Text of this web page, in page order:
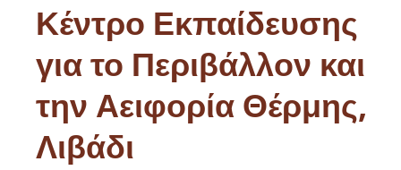
Κέντρο Εκπαίδευσης
για το Περιβάλλον και
την Αειφορία Θέρμης,
Λιβάδι